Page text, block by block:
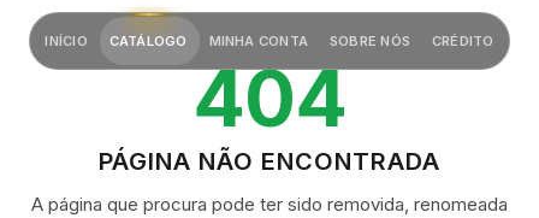
INÍCIO CATÁLOGO MINHA CONTA SOBRE NÓS CRÉDITO
404
PÁGINA NÃO ENCONTRADA
A página que procura pode ter sido removida, renomeada